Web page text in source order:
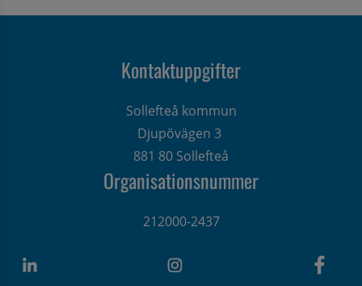
Kontaktuppgifter
Sollefteå kommun
Djupövägen 3
881 80 Sollefteå
Organisationsnummer
212000-2437